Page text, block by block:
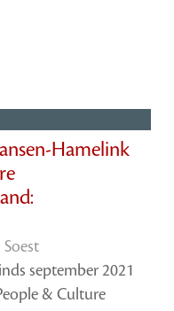
Hamelink
september 2021
& Culture